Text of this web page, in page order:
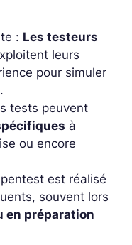
: Les testeurs
leurs
pour simuler
tests peuvent
à
ou encore
est réalisé
souvent lors
en préparation